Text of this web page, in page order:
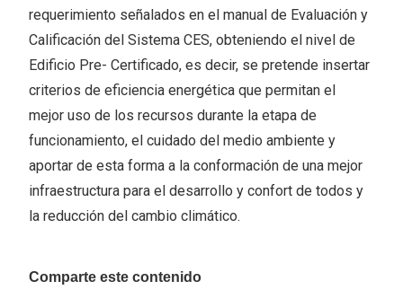
requerimiento señalados en el manual de Evaluación y
Calificación del Sistema CES, obteniendo el nivel de
Edificio Pre- Certificado, es decir, se pretende insertar
criterios de eficiencia energética que permitan el
mejor uso de los recursos durante la etapa de
funcionamiento, el cuidado del medio ambiente y
aportar de esta forma a la conformación de una mejor
infraestructura para el desarrollo y confort de todos y
la reducción del cambio climático.
Comparte este contenido